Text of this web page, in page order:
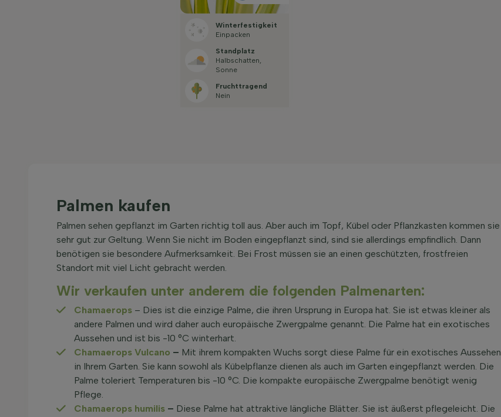
Winterfestigkeit
Einpacken
Standplatz
Halbschatten,
Sonne
Fruchttragend
Nein
Palmen kaufen
Palmen sehen gepflanzt im Garten richtig toll aus. Aber auch im Topf, Kübel oder Pflanzkasten kommen sie
sehr gut zur Geltung. Wenn Sie nicht im Boden eingepflanzt sind, sind sie allerdings empfindlich. Dann
benötigen sie besondere Aufmerksamkeit. Bei Frost müssen sie an einen geschützten, frostfreien
Standort mit viel Licht gebracht werden.
Wir verkaufen unter anderem die folgenden Palmenarten:
Chamaerops – Dies ist die einzige Palme, die ihren Ursprung in Europa hat. Sie ist etwas kleiner als
andere Palmen und wird daher auch europäische Zwergpalme genannt. Die Palme hat ein exotisches
Aussehen und ist bis -10 °C winterhart.
Chamaerops Vulcano – Mit ihrem kompakten Wuchs sorgt diese Palme für ein exotisches Aussehen
in Ihrem Garten. Sie kann sowohl als Kübelpflanze dienen als auch im Garten eingepflanzt werden. Die
Palme toleriert Temperaturen bis -10 °C. Die kompakte europäische Zwergpalme benötigt wenig
Pflege.
Chamaerops humilis – Diese Palme hat attraktive längliche Blätter. Sie ist äußerst pflegeleicht. Die